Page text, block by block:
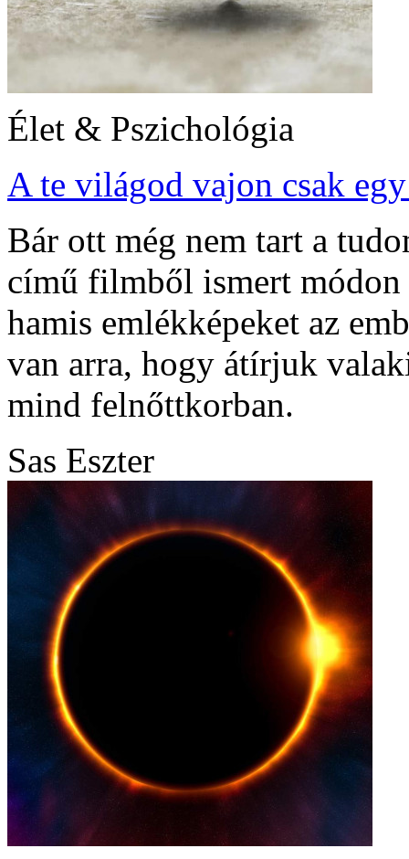
Élet & Pszichológia
A te világod vajon csak
Bár ott még nem tart a
című filmből ismert módon
hamis emlékképeket az
van arra, hogy átírjuk
mind felnőttkorban.
Sas Eszter